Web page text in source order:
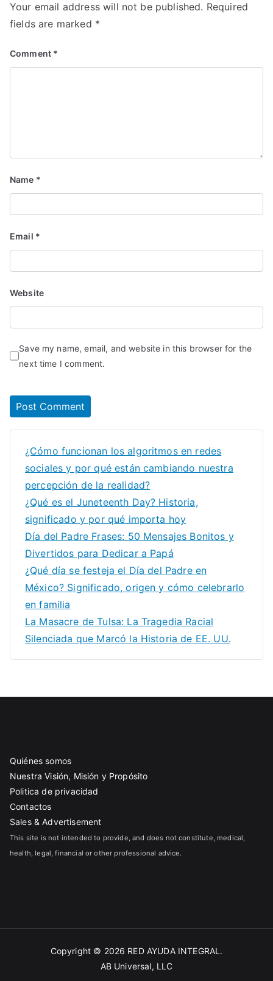
Your email address will not be published. Required
fields are marked *
Comment *
Name *
Email *
Website
Save my name, email, and website in this browser for the
next time I comment.
¿Cómo funcionan los algoritmos en redes
sociales y por qué están cambiando nuestra
percepción de la realidad?
¿Qué es el Juneteenth Day? Historia,
significado y por qué importa hoy
Día del Padre Frases: 50 Mensajes Bonitos y
Divertidos para Dedicar a Papá
¿Qué día se festeja el Día del Padre en
México? Significado, origen y cómo celebrarlo
en familia
La Masacre de Tulsa: La Tragedia Racial
Silenciada que Marcó la Historia de EE. UU.
Quiénes somos
Nuestra Visión, Misión y Propósito
Politica de privacidad
Contactos
Sales & Advertisement
This site is not intended to provide, and does not constitute, medical,
health, legal, financial or other professional advice.
Copyright © 2026 RED AYUDA INTEGRAL .
AB Universal, LLC